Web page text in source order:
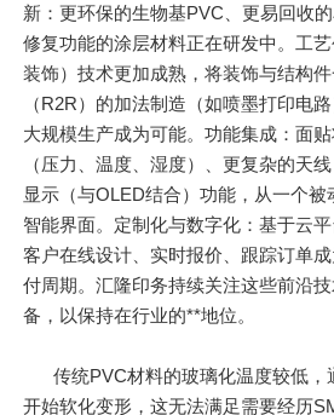
新：更环保的生物基PVC、更易回收
修复功能的涂层材料正在研发中。工
装饰）技术更加成熟，将装饰与结构
（R2R）的加法制造（如喷墨打印电
大规模生产成为可能。功能集成：面
（压力、温度、湿度）、更复杂的天
显示（与OLED结合）功能，从一个
智能界面。定制化与数字化：基于云
客户在线设计、实时报价、跟踪订单
付周期。汇隆印务持续关注这些前沿
备，以保持在行业的**地位。
传统PVC材料的玻璃化温度较低
开始软化变形，这无法满足需要经历